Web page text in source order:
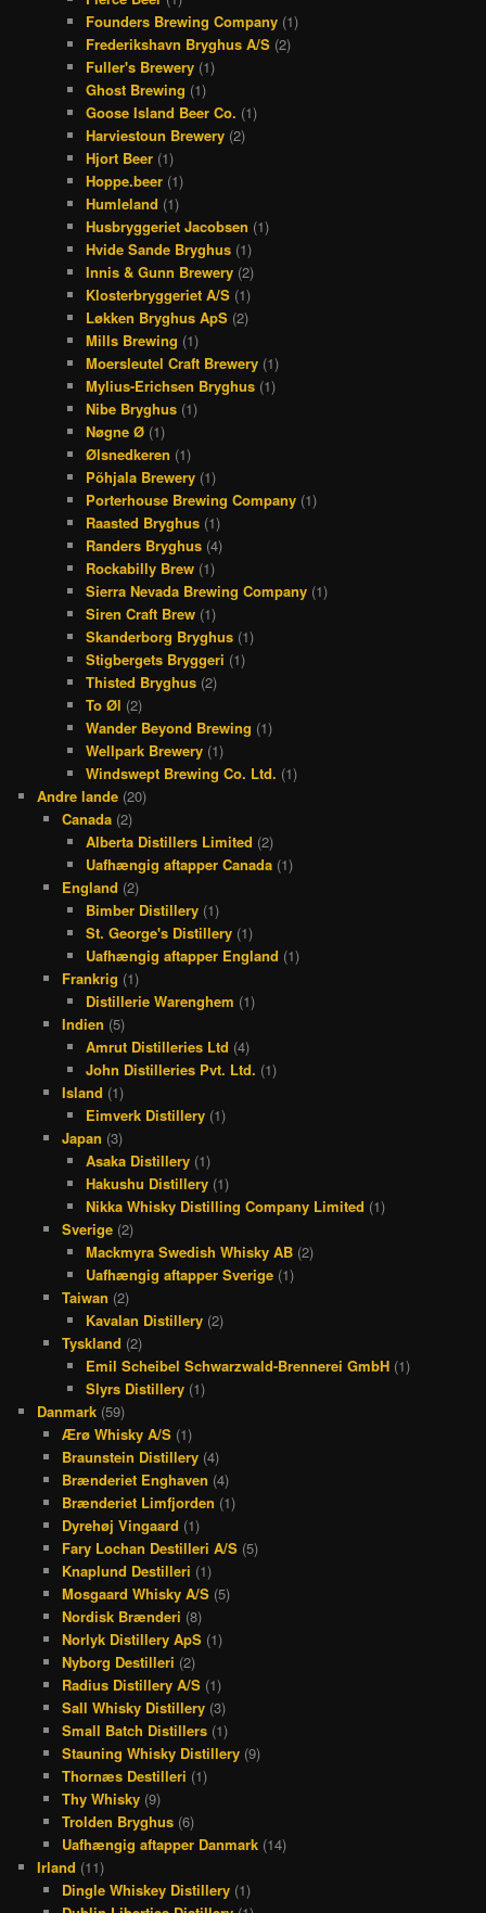
Founders Brewing Company (1)
Frederikshavn Bryghus A/S (2)
Fuller's Brewery (1)
Ghost Brewing (1)
Goose Island Beer Co. (1)
Harviestoun Brewery (2)
Hjort Beer (1)
Hoppe.beer (1)
Humleland (1)
Husbryggeriet Jacobsen (1)
Hvide Sande Bryghus (1)
Innis & Gunn Brewery (2)
Klosterbryggeriet A/S (1)
Løkken Bryghus ApS (2)
Mills Brewing (1)
Moersleutel Craft Brewery (1)
Mylius-Erichsen Bryghus (1)
Nibe Bryghus (1)
Nøgne Ø (1)
Ølsnedkeren (1)
Põhjala Brewery (1)
Porterhouse Brewing Company (1)
Raasted Bryghus (1)
Randers Bryghus (4)
Rockabilly Brew (1)
Sierra Nevada Brewing Company (1)
Siren Craft Brew (1)
Skanderborg Bryghus (1)
Stigbergets Bryggeri (1)
Thisted Bryghus (2)
To Øl (2)
Wander Beyond Brewing (1)
Wellpark Brewery (1)
Windswept Brewing Co. Ltd. (1)
Andre lande (20)
Canada(2)
Alberta Distillers Limited (2)
Uafhængig aftapper Canada (1)
England (2)
Bimber Distillery (1)
St. George's Distillery (1)
Uafhængig aftapper England (1)
Frankrig (1)
Distillerie Warenghem (1)
Indien (5)
Amrut Distilleries Ltd (4)
John Distilleries Pvt. Ltd. (1)
Island (1)
Eimverk Distillery (1)
Japan (3)
Asaka Distillery (1)
Hakushu Distillery (1)
Nikka Whisky Distilling Company Limited (1)
Sverige(2)
Mackmyra Swedish Whisky AB (2)
Uafhængig aftapper Sverige (1)
Taiwan (2)
Kavalan Distillery (2)
Tyskland (2)
Emil Scheibel Schwarzwald-Brennerei GmbH (1)
Slyrs Distillery (1)
Danmark (59)
Ærø Whisky A/S(1)
Braunstein Distillery(4)
Brænderiet Enghaven (4)
Brænderiet Limfjorden (1)
Dyrehøj Vingaard (1)
Fary Lochan Destilleri A/S(5)
Knaplund Destilleri (1)
Mosgaard Whisky A/S(5)
Nordisk Brænderi (8)
Norlyk Distillery ApS(1)
Nyborg Destilleri (2)
Radius Distillery A/S(1)
Sall Whisky Distillery(3)
Small Batch Distillers(1)
Stauning Whisky Distillery(9)
Thornæs Destilleri (1)
Thy Whisky(9)
Trolden Bryghus(6)
Uafhængig aftapper Danmark(14)
Irland (11)
Dingle Whiskey Distillery(1)